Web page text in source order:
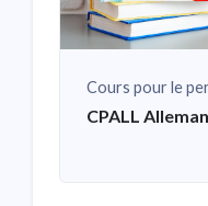
Cours pour le
CPALL